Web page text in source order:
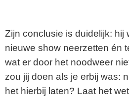
Zijn conclusie is duidelijk: hij
nieuwe show neerzetten én
wat er door het noodweer
zou jij doen als je erbij was:
het hierbij laten? Laat het